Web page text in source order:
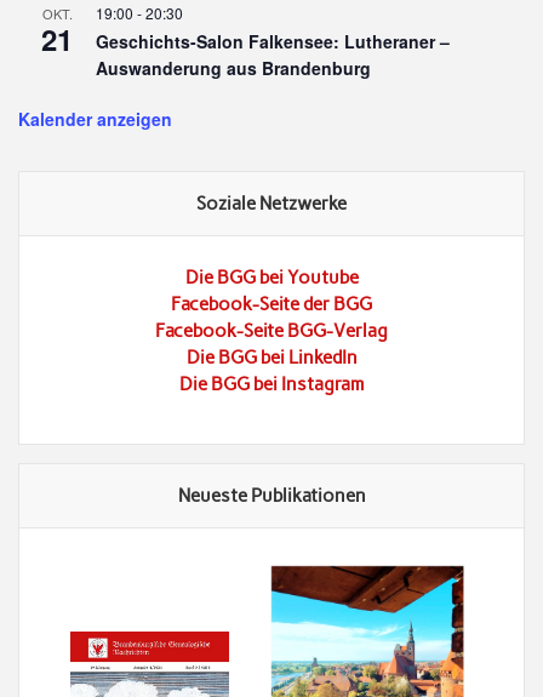
OKT.
21
19:00 -20:30
Geschichts-Salon Falkensee: Lutheraner –
Auswanderung aus Brandenburg
Kalender anzeigen
Soziale Netzwerke
Die BGG bei Youtube
Facebook-Seite der BGG
Facebook-Seite BGG-Verlag
Die BGG bei LinkedIn
Die BGG bei Instagram
Neueste Publikationen